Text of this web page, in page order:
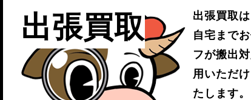
出張買取
出張買取
自宅まで
フが搬出
用いただ
たします。